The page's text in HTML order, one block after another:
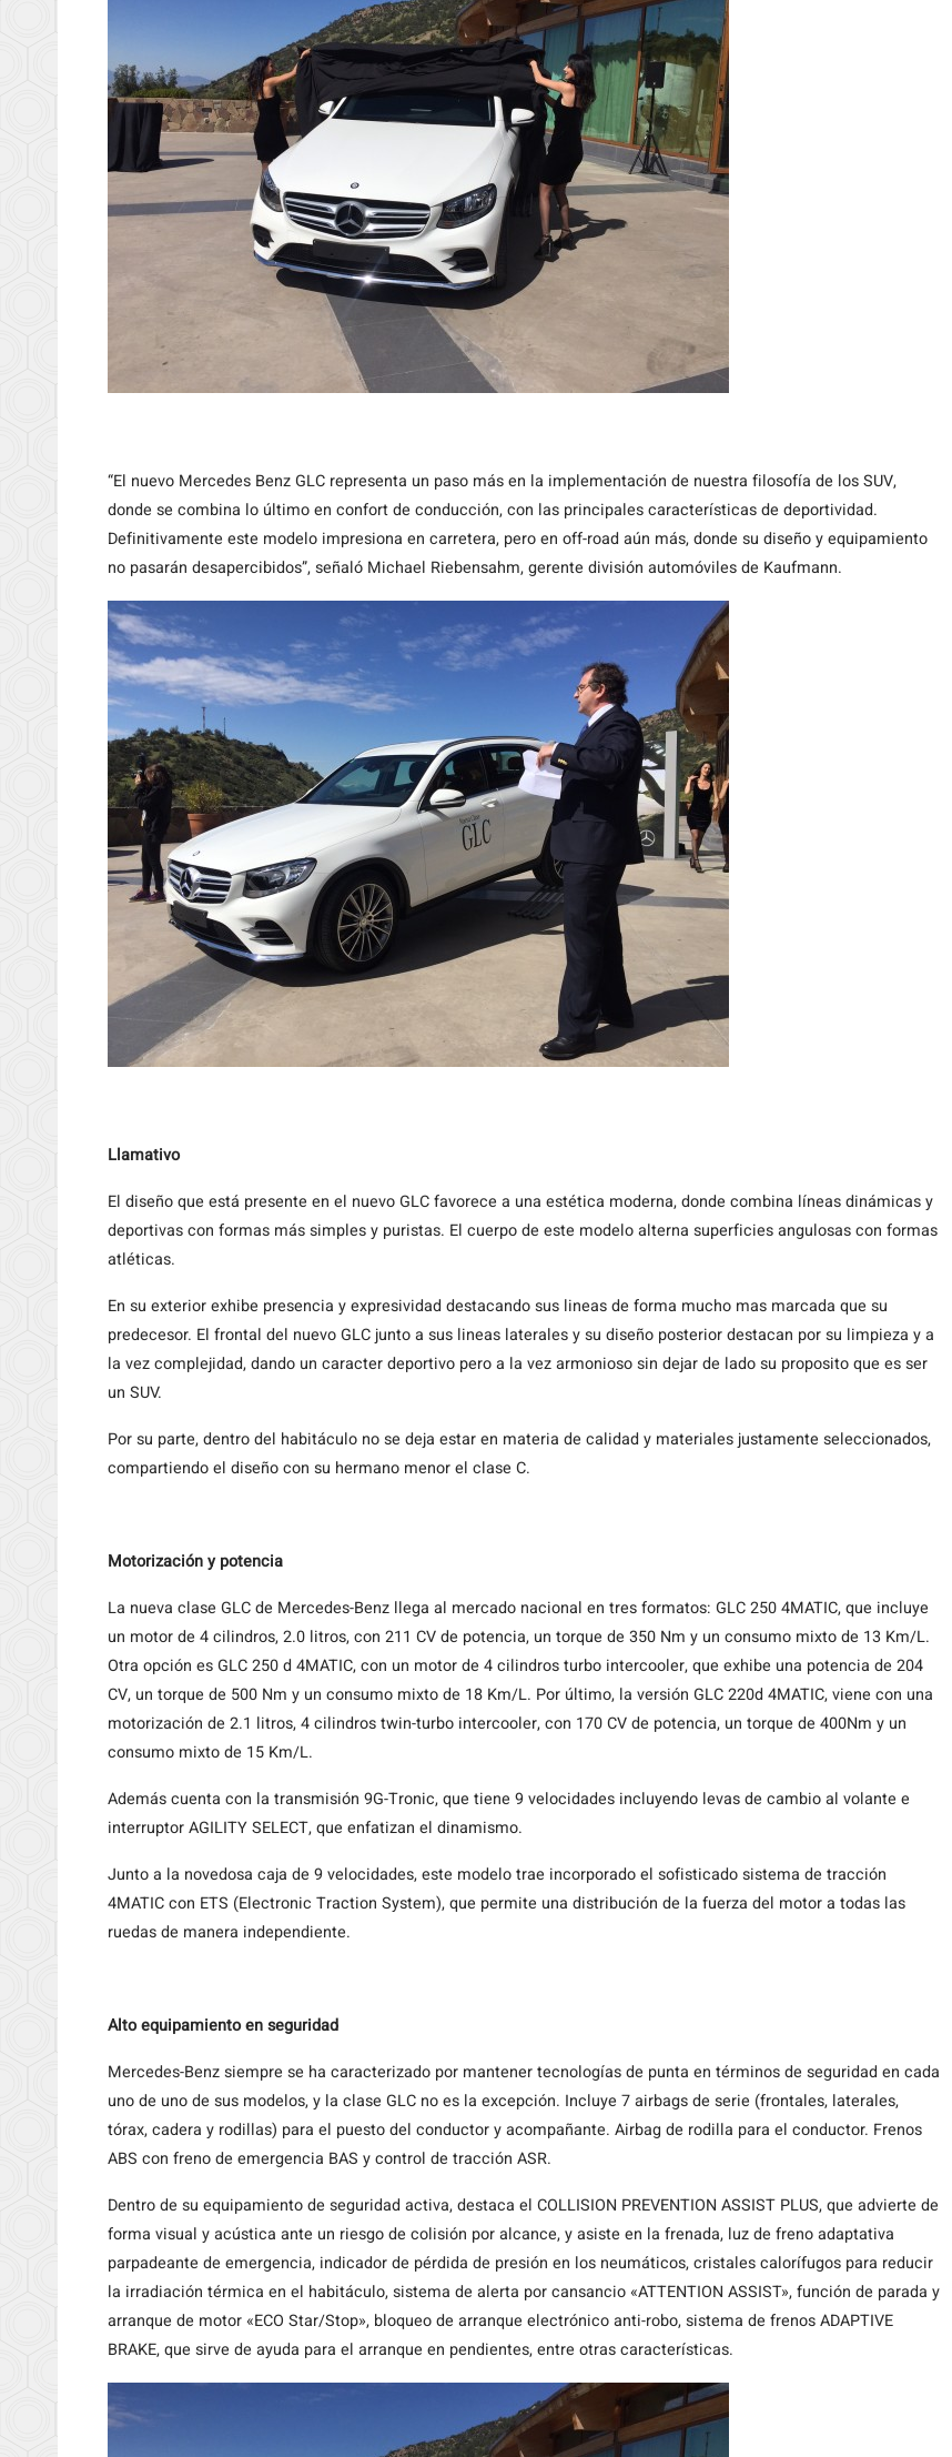
“El nuevo Mercedes Benz GLC representa un paso más en la implementación de nuestra filosofía de los SUV,
donde se combina lo último en confort de conducción, con las principales características de deportividad.
Definitivamente este modelo impresiona en carretera, pero en off-road aún más, donde su diseño y equipamiento
no pasarán desapercibidos”, señaló Michael Riebensahm, gerente división automóviles de Kaufmann.
Llamativo
El diseño que está presente en el nuevo GLC favorece a una estética moderna, donde combina líneas dinámicas y
deportivas con formas más simples y puristas. El cuerpo de este modelo alterna superficies angulosas con formas
atléticas.
En su exterior exhibe presencia y expresividad destacando sus lineas de forma mucho mas marcada que su
predecesor. El frontal del nuevo GLC junto a sus lineas laterales y su diseño posterior destacan por su limpieza y a
la vez complejidad, dando un caracter deportivo pero a la vez armonioso sin dejar de lado su proposito que es ser
un SUV.
Por su parte, dentro del habitáculo no se deja estar en materia de calidad y materiales justamente seleccionados,
compartiendo el diseño con su hermano menor el clase C.
Motorización y potencia
La nueva clase GLC de Mercedes-Benz llega al mercado nacional en tres formatos: GLC 250 4MATIC, que incluye
un motor de 4 cilindros, 2.0 litros, con 211 CV de potencia, un torque de 350 Nm y un consumo mixto de 13 Km/L.
Otra opción es GLC 250 d 4MATIC, con un motor de 4 cilindros turbo intercooler, que exhibe una potencia de 204
CV, un torque de 500 Nm y un consumo mixto de 18 Km/L. Por último, la versión GLC 220d 4MATIC, viene con una
motorización de 2.1 litros, 4 cilindros twin-turbo intercooler, con 170 CV de potencia, un torque de 400Nm y un
consumo mixto de 15 Km/L.
Además cuenta con la transmisión 9G-Tronic, que tiene 9 velocidades incluyendo levas de cambio al volante e
interruptor AGILITY SELECT, que enfatizan el dinamismo.
Junto a la novedosa caja de 9 velocidades, este modelo trae incorporado el sofisticado sistema de tracción
4MATIC con ETS (Electronic Traction System), que permite una distribución de la fuerza del motor a todas las
ruedas de manera independiente.
Alto equipamiento en seguridad
Mercedes-Benz siempre se ha caracterizado por mantener tecnologías de punta en términos de seguridad en cada
uno de uno de sus modelos, y la clase GLC no es la excepción. Incluye 7 airbags de serie (frontales, laterales,
tórax, cadera y rodillas) para el puesto del conductor y acompañante. Airbag de rodilla para el conductor. Frenos
ABS con freno de emergencia BAS y control de tracción ASR.
Dentro de su equipamiento de seguridad activa, destaca el COLLISION PREVENTION ASSIST PLUS, que advierte de
forma visual y acústica ante un riesgo de colisión por alcance, y asiste en la frenada, luz de freno adaptativa
parpadeante de emergencia, indicador de pérdida de presión en los neumáticos, cristales calorífugos para reducir
la irradiación térmica en el habitáculo, sistema de alerta por cansancio «ATTENTION ASSIST», función de parada y
arranque de motor «ECO Star/Stop», bloqueo de arranque electrónico anti-robo, sistema de frenos ADAPTIVE
BRAKE, que sirve de ayuda para el arranque en pendientes, entre otras características.